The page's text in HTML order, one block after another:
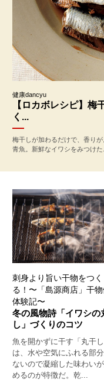
健康dancyu
【ロカボレシピ】梅
く...
梅干しが加わるだけで、香り
青魚。新鮮なイワシをみつけた...
刺身より旨い干物をつく
る！〜「島源商店」干
体験記〜
冬の風物詩「イワシの
し」づくりのコツ
魚を開かずに干す「丸干し
は、水や空気にふれる部
ないので凝縮した味わい
めるのが特徴だ。乾...